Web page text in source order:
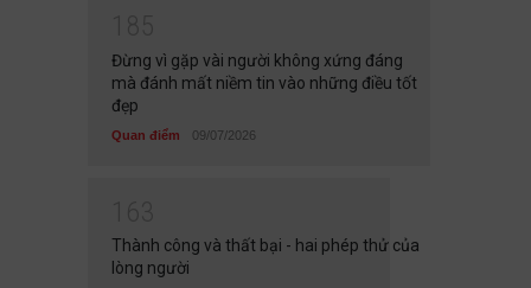
Đừng vì gặp vài người không xứng đáng
mà đánh mất niềm tin vào những điều tốt
đẹp
Quan điểm 09/07/2026
Thành công và thất bại - hai phép thử của
lòng người